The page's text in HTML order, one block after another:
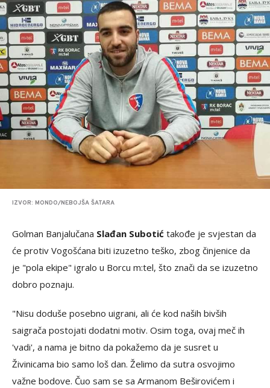
IZVOR: MONDO/NEBOJŠA ŠATARA
Golman Banjalučana Slađan Subotić takođe je svjestan da
će protiv Vogošćana biti izuzetno teško, zbog činjenice da
je "pola ekipe" igralo u Borcu m:tel, što znači da se izuzetno
dobro poznaju.
"Nisu doduše posebno uigrani, ali će kod naših bivših
saigrača postojati dodatni motiv. Osim toga, ovaj meč ih
'vadi', a nama je bitno da pokažemo da je susret u
Živinicama bio samo loš dan. Želimo da sutra osvojimo
važne bodove. Čuo sam se sa Armanom Beširovićem i